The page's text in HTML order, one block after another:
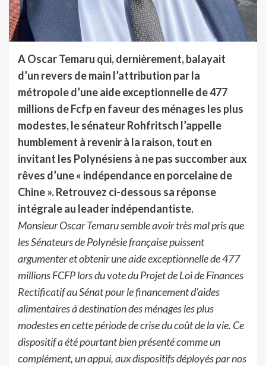
A Oscar Temaru qui, dernièrement, balayait
d’un revers de main l’attribution par la
métropole d’une aide exceptionnelle de 477
millions de Fcfp en faveur des ménages les plus
modestes, le sénateur Rohfritsch l’appelle
humblement à revenir à la raison, tout en
invitant les Polynésiens à ne pas succomber aux
rêves d’une « indépendance en porcelaine de
Chine ». Retrouvez ci-dessous sa réponse
intégrale au leader indépendantiste.
Monsieur Oscar Temaru semble avoir très mal pris que
les Sénateurs de Polynésie françaisepuissent
argumenter et obtenir une aide exceptionnelle de 477
millions FCFP lors du vote duProjet de Loi de Finances
Rectificatif au Sénat pour le financement d’aides
alimentaires àdestination des ménages les plus
modestes en cette période de crise du coût de la vie. Ce
dispositif a été pourtant bien présenté comme un
complément, un appui, aux dispositifsdéployéspar nos